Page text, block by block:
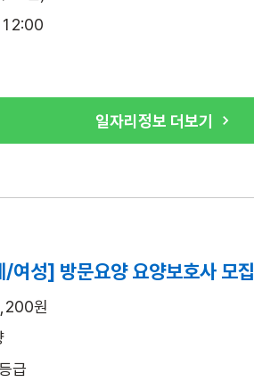
일자리정보 더보기
성] 방문요양 요양보호사 모집
원
급